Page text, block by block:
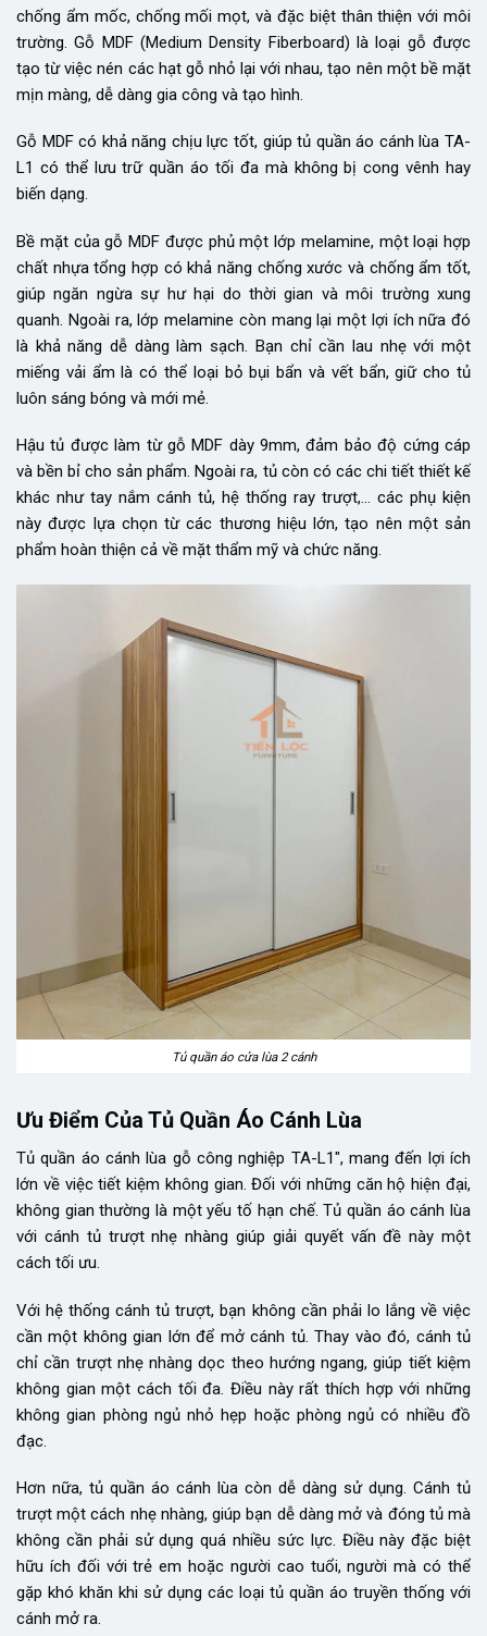
chống ẩm mốc, chống mối mọt, và đặc biệt thân thiện với môi
trường. Gỗ MDF (Medium Density Fiberboard) là loại gỗ được
tạo từ việc nén các hạt gỗ nhỏ lại với nhau, tạo nên một bề mặt
mịn màng, dễ dàng gia công và tạo hình.
Gỗ MDF có khả năng chịu lực tốt, giúp tủ quần áo cánh lùa TA-
L1 có thể lưu trữ quần áo tối đa mà không bị cong vênh hay
biến dạng.
Bề mặt của gỗ MDF được phủ một lớp melamine, một loại hợp
chất nhựa tổng hợp có khả năng chống xước và chống ẩm tốt,
giúp ngăn ngừa sự hư hại do thời gian và môi trường xung
quanh. Ngoài ra, lớp melamine còn mang lại một lợi ích nữa đó
là khả năng dễ dàng làm sạch. Bạn chỉ cần lau nhẹ với một
miếng vải ẩm là có thể loại bỏ bụi bẩn và vết bẩn, giữ cho tủ
luôn sáng bóng và mới mẻ.
Hậu tủ được làm từ gỗ MDF dày 9mm, đảm bảo độ cứng cáp
và bền bỉ cho sản phẩm. Ngoài ra, tủ còn có các chi tiết thiết kế
khác như tay nắm cánh tủ, hệ thống ray trượt,… các phụ kiện
này được lựa chọn từ các thương hiệu lớn, tạo nên một sản
phẩm hoàn thiện cả về mặt thẩm mỹ và chức năng.
Tủ quần áo cửa lùa 2 cánh
Ưu Điểm Của Tủ Quần Áo Cánh Lùa
Tủ quần áo cánh lùa gỗ công nghiệp TA-L1″, mang đến lợi ích
lớn về việc tiết kiệm không gian. Đối với những căn hộ hiện đại,
không gian thường là một yếu tố hạn chế. Tủ quần áo cánh lùa
với cánh tủ trượt nhẹ nhàng giúp giải quyết vấn đề này một
cách tối ưu.
Với hệ thống cánh tủ trượt, bạn không cần phải lo lắng về việc
cần một không gian lớn để mở cánh tủ. Thay vào đó, cánh tủ
chỉ cần trượt nhẹ nhàng dọc theo hướng ngang, giúp tiết kiệm
không gian một cách tối đa. Điều này rất thích hợp với những
không gian phòng ngủ nhỏ hẹp hoặc phòng ngủ có nhiều đồ
đạc.
Hơn nữa, tủ quần áo cánh lùa còn dễ dàng sử dụng. Cánh tủ
trượt một cách nhẹ nhàng, giúp bạn dễ dàng mở và đóng tủ mà
không cần phải sử dụng quá nhiều sức lực. Điều này đặc biệt
hữu ích đối với trẻ em hoặc người cao tuổi, người mà có thể
gặp khó khăn khi sử dụng các loại tủ quần áo truyền thống với
cánh mở ra.